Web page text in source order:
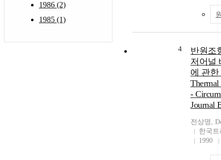
1986 (2)
1985 (1)
4
반원조
저어널
에 관한
-
Journal
전상명,
한국
1990